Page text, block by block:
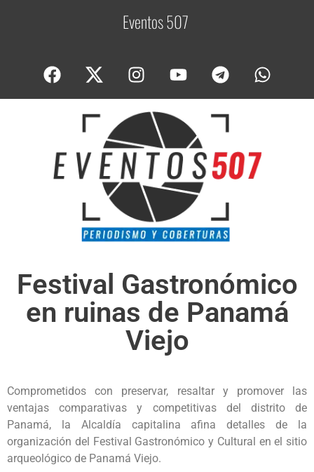
Eventos 507C
Festival Gastronómico
en ruinas de Panamá
Viejo
Comprometidos con preservar, resaltar y promover las
ventajas comparativas y competitivas del distrito de
Panamá, la Alcaldía capitalina afina detalles de la
organización del Festival Gastronómico y Cultural en el sitio
arqueológico de Panamá Viejo.